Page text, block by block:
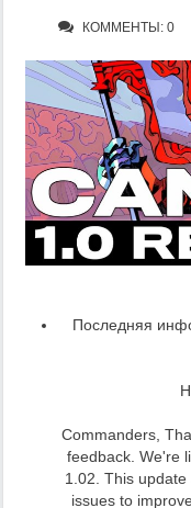
КОММЕНТЫ: 0
Последняя
Commanders,
feedback. We're
1.02. This
issues to